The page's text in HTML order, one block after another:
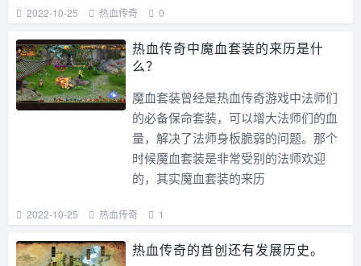
2022-10-25 热血传奇 0
热血传奇中魔血套装的来历是什
么？
魔血套装曾经是热血传奇游戏中法师们
的必备保命套装，可以增大法师们的血
量，解决了法师身板脆弱的问题。那个
时候魔血套装是非常受别的法师欢迎
的，其实魔血套装的来历
2022-10-25 热血传奇 1
热血传奇的首创还有发展历史。